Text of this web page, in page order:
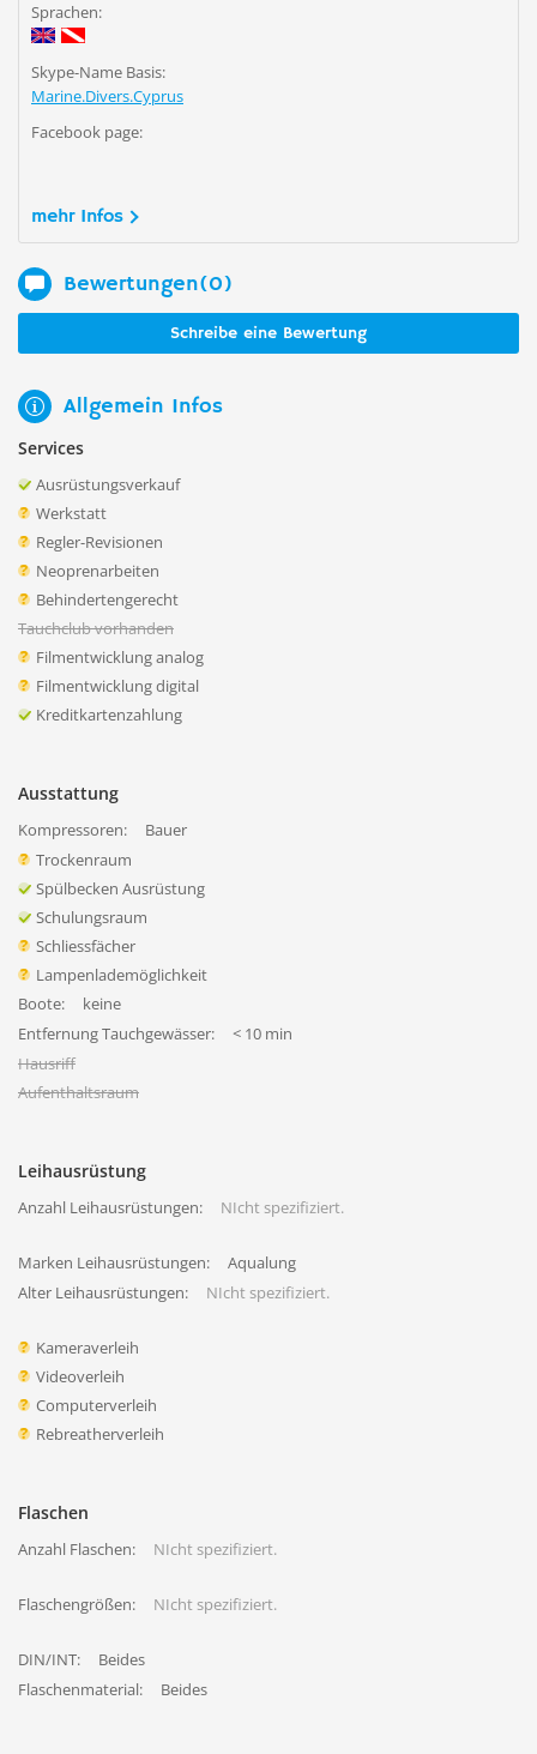
Sprachen:
Skype-Name Basis:
Marine.Divers.Cyprus
Facebook page:
mehr Infos
Bewertungen(0)
Schreibe eine Bewertung
Allgemein Infos
Services
Ausrüstungsverkauf
Werkstatt
Regler-Revisionen
Neoprenarbeiten
Behindertengerecht
Tauchclub vorhanden
Filmentwicklung analog
Filmentwicklung digital
Kreditkartenzahlung
Ausstattung
Kompressoren:
Bauer
Trockenraum
Spülbecken Ausrüstung
Schulungsraum
Schliessfächer
Lampenlademöglichkeit
Boote:
keine
Entfernung Tauchgewässer:
< 10 min
Hausriff
Aufenthaltsraum
Leihausrüstung
Anzahl Leihausrüstungen: NIcht spezifiziert.
Marken Leihausrüstungen:
Aqualung
Alter Leihausrüstungen:
NIcht spezifiziert.
Kameraverleih
Videoverleih
Computerverleih
Rebreatherverleih
Flaschen
Anzahl Flaschen: NIcht spezifiziert.
Flaschengrößen: NIcht spezifiziert.
DIN/INT:
Beides
Flaschenmaterial:
Beides